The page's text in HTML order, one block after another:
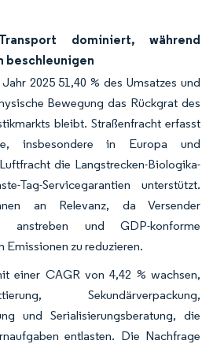
dominiert, während
beschleunigen
2025 51,40 % des Umsatzes und
Bewegung das Rückgrat des
bleibt. Straßenfracht erfasst
insbesondere in Europa und
die Langstrecken-Biologika-
Tag-Servicegarantien unterstützt.
an Relevanz, da Versender
anstreben und GDP-konforme
Emissionen zu reduzieren.
einer CAGR von 4,42 % wachsen,
Sekundärverpackung,
und Serialisierungsberatung, die
entlasten. Die Nachfrage